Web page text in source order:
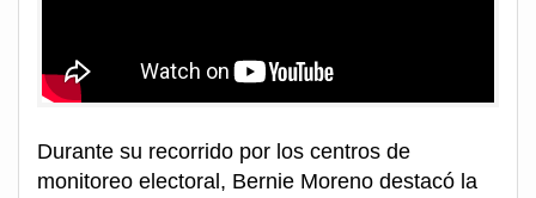
Durante su recorrido por los centros de
monitoreo electoral, Bernie Moreno destacó la